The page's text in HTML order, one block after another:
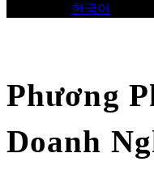
한국어
Phương
Doanh